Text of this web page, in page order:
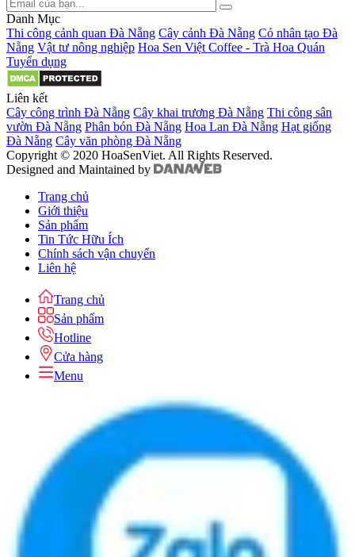
Danh Mục
Thi công cảnh quan Đà Nẵng Cây cảnh Đà Nẵng Cỏ nhân tạo Đà
Nẵng Vật tư nông nghiệp Hoa Sen Việt Coffee - Trà Hoa Quán
Tuyển dụng
Liên kết
Cây công trình Đà Nẵng Cây khai trương Đà Nẵng Thi công sân
vườn Đà Nẵng Phân bón Đà Nẵng Hoa Lan Đà Nẵng Hạt giống
Đà Nẵng Cây văn phòng Đà Nẵng
Copyright © 2020 HoaSenViet. All Rights Reserved.
Designed and Maintained by
Trang chủ
Giới thiệu
Sản phẩm
Tin Tức Hữu Ích
Chính sách vận chuyển
Liên hệ
Trang chủ
Sản phẩm
Hotline
Cửa hàng
Menu